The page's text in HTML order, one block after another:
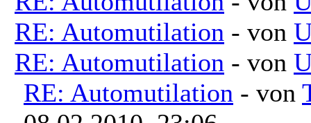
RE: Automutilation - von
RE: Automutilation - von
RE: Automutilation - von